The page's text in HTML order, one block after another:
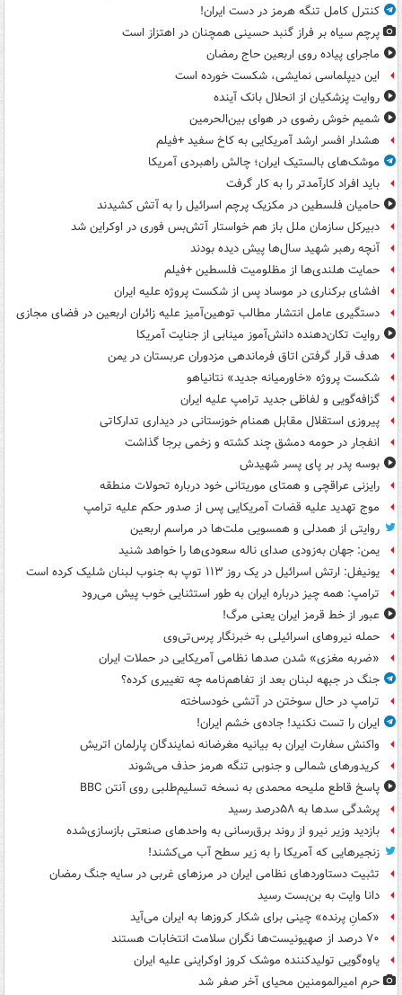
کنترل کامل تنگه هرمز در دست ایران!
پرچم سیاه بر فراز گنبد حسینی همچنان در اهتزاز است
ماجرای پیاده روی اربعین حاج رمضان
این دیپلماسی نمایشی، شکست خورده است
روایت پزشکیان از انحلال بانک آینده
شمیم خوش رضوی در هوای بین‌الحرمین
هشدار افسر ارشد آمریکایی به کاخ سفید +فیلم
موشک‌های بالستیک ایران؛ چالش راهبردی آمریکا
باید افراد کارآمدتر را به کار گرفت
حامیان فلسطین در مکزیک پرچم اسرائیل را به آتش کشیدند
دبیرکل سازمان ملل باز هم خواستار آتش‌بس فوری در اوکراین شد
آنچه رهبر شهید سال‌ها پیش دیده بودند
حمایت هلندی‌ها از مظلومیت فلسطین +فیلم
افشای برکناری در موساد پس از شکست پروژه علیه ایران
دستگیری عامل انتشار مطالب توهین‌آمیز علیه زائران اربعین در فضای مجازی
روایت تکان‌دهنده دانش‌آموز مینابی از جنایت آمریکا
هدف قرار گرفتن اتاق‌ فرماندهی مزدوران عربستان در یمن
شکست پروژه «خاورمیانه جدید» نتانیاهو
گزافه‌گویی و لفاظی جدید ترامپ علیه ایران
پیروزی استقلال مقابل همنام خوزستانی در دیداری تدارکاتی
انفجار در حومه دمشق چند کشته و زخمی برجا گذاشت
بوسه‌ پدر بر پای پسر شهیدش
رایزنی عراقچی و همتای موریتانی خود درباره تحولات منطقه
موج تهدید علیه قضات آمریکایی پس از صدور حکم علیه ترامپ
روایتی از همدلی و همسویی ملت‌ها در مراسم اربعین
یمن: جهان به‌زودی صدای ناله سعودی‌ها را خواهد شنید
یونیفل: ارتش اسرائیل در یک روز ۱۱۳ توپ به جنوب لبنان شلیک کرده است
ترامپ: همه چیز درباره ایران به طور استثنایی خوب پیش می‌رود
عبور از خط قرمز ایران یعنی مرگ!
حمله نیروهای اسرائیلی به خبرنگار پرس‌تی‌وی
«ضربه مغزی» شدن صدها نظامی آمریکایی در حملات ایران
جنگ در جبهه لبنان بعد از تفاهم‌نامه چه تغییری کرده؟
ترامپ در حال سوختن در آتشی خودساخته
ایران را تست نکنید! جاده‌ی خشم ایران!
واکنش سفارت ایران به بیانیه مغرضانه نمایندگان پارلمان اتریش
کریدورهای شمالی و جنوبی تنگه هرمز حذف می‌شوند
پاسخ قاطع ملیحه محمدی به نسخه تسلیم‌طلبی روی آنتن BBC
پرشدگی سدها به ۵۸درصد رسید
بازدید وزیر نیرو از روند برق‌رسانی به واحدهای صنعتی بازسازی‌شده
زنجیرهایی که آمریکا را به زیر سطح آب می‌کشند!
تثبیت دستاوردهای نظامی ایران در مرزهای غربی در سایه جنگ رمضان
دانا وایت به بن‌بست رسید
«کمانِ پرنده» چینی برای شکار کروزها به ایران می‌آید
۷۰ درصد از صهیونیست‌ها نگران سلامت انتخابات هستند
یاوه‌گویی تولیدکننده موشک کروز اوکراینی علیه ایران
حرم امیرالمومنین محیای آخر صفر شد